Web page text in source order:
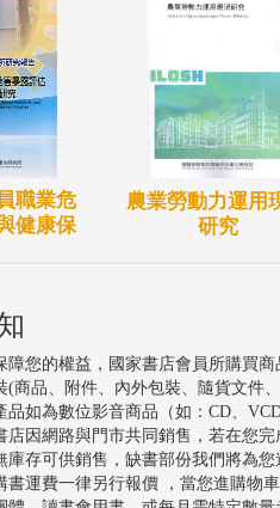
職業危
健康保
農業勞動力運用
研究
障您的權益，國家書店會員所購買
(商品、附件、內外包裝、隨貨文件
品如為數位影音商品（如：CD、
店因網路與門市共同銷售，若在您
庫存可供銷售，缺書部份我們將為您
書運費一律另行報價 ，當您進購物